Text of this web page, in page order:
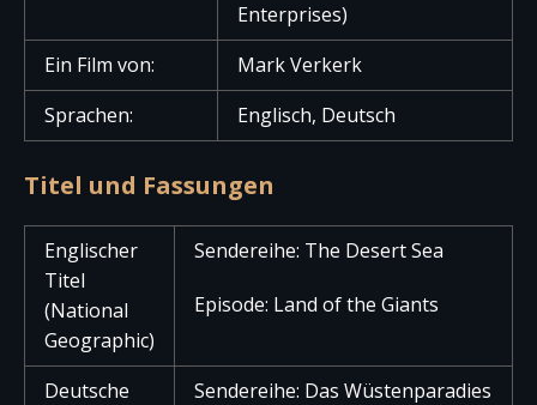
Enterprises)
Ein Film von:
Mark Verkerk
Sprachen:
Englisch, Deutsch
Titel und Fassungen
Englischer
Titel
(National
Geographic)
Sendereihe: The Desert Sea
Episode: Land of the Giants
Deutsche
Sendereihe: Das Wüstenparadies